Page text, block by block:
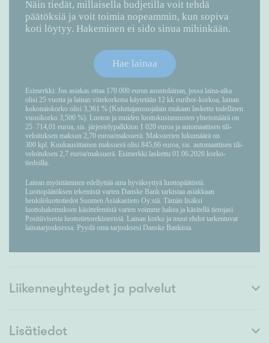
Liikenneyhteydet ja palvelut
Lisätiedot